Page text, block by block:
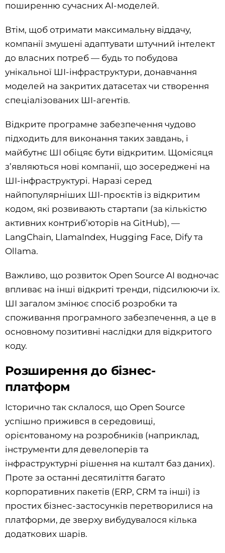
поширенню сучасних AI-моделей.
Втім, щоб отримати максимальну віддачу,
компанії змушені адаптувати штучний інтелект
до власних потреб — будь то побудова
унікальної ШІ-інфраструктури, донавчання
моделей на закритих датасетах чи створення
спеціалізованих ШІ-агентів.
Відкрите програмне забезпечення чудово
підходить для виконання таких завдань, і
майбутнє ШІ обіцяє бути відкритим. Щомісяця
з’являються нові компанії, що зосереджені на
ШІ-інфраструктурі. Наразі серед
найпопулярніших ШІ-проєктів із відкритим
кодом, які розвивають стартапи (за кількістю
активних контриб’юторів на GitHub), —
LangChain, LlamaIndex, Hugging Face, Dify та
Ollama.
Важливо, що розвиток Open Source AI водночас
впливає на інші відкриті тренди, підсилюючи їх.
ШІ загалом змінює спосіб розробки та
споживання програмного забезпечення, а це в
основному позитивні наслідки для відкритого
коду.
Розширення до бізнес-
платформ
Історично так склалося, що Open Source
успішно прижився в середовищі,
орієнтованому на розробників (наприклад,
інструменти для девелоперів та
інфраструктурні рішення на кшталт баз даних).
Проте за останні десятиліття багато
корпоративних пакетів (ERP, CRM та інші) із
простих бізнес-застосунків перетворилися на
платформи, де зверху вибудувалося кілька
додаткових шарів.